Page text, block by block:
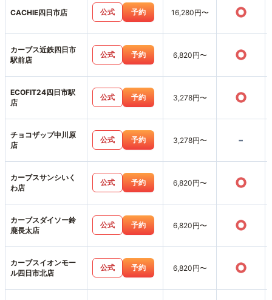
CACHIE四日市店 公式 予約 16,280円〜 ○
カーブス近鉄四日市
駅前店
公式 予約 6,820円〜 ○
ECOFIT24四日市駅
店
公式 予約 3,278円〜 ○
チョコザップ中川原
店
公式 予約 3,278円〜 -
カーブスサンシいく
わ店
公式 予約 6,820円〜 ○
カーブスダイソー鈴
鹿長太店
公式 予約 6,820円〜 ○
カーブスイオンモー
ル四日市北店
公式 予約 6,820円〜 ○